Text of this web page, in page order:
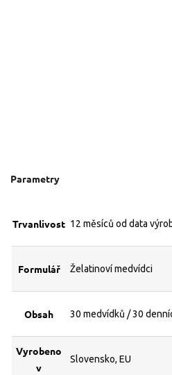
Parametry
Trvanlivost 12 měsíců od data
Formulář Želatinoví medvídci
Obsah 30 medvídků / 30
Vyrobeno
v
Slovensko, EU